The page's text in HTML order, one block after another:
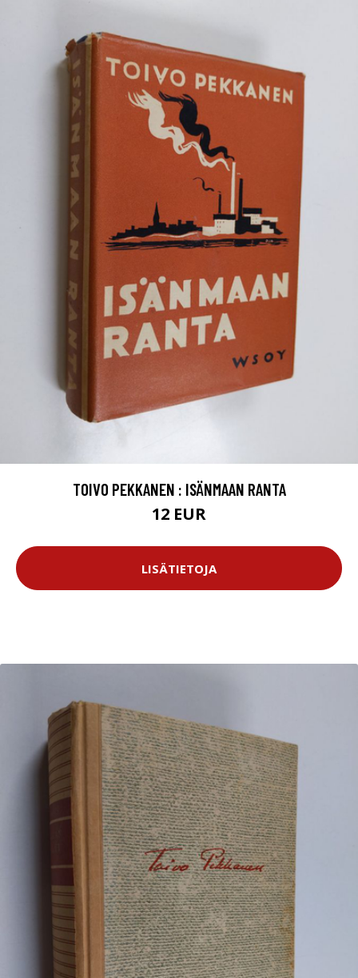
TOIVO PEKKANEN : ISÄNMAAN RANTA
12 EUR
LISÄTIETOJA